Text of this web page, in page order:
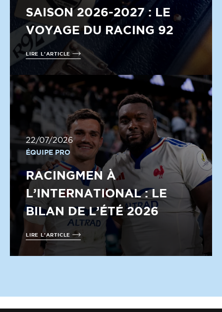
SAISON 2026-2027 : LE
VOYAGE DU RACING 92
LIRE L'ARTICLE
22/07/2026
ÉQUIPE PRO
RACINGMEN À
L’INTERNATIONAL : LE
BILAN DE L’ÉTÉ 2026
LIRE L'ARTICLE